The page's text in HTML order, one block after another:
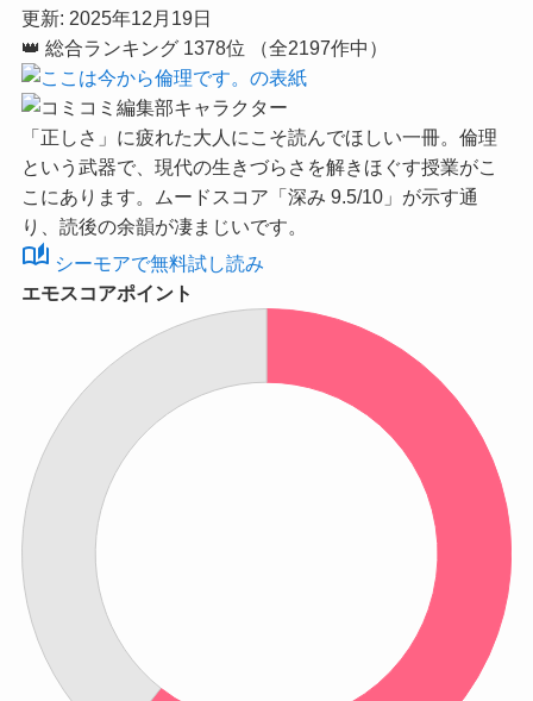
更新: 2025年12月19日
👑 総合ランキング 1378位 （全2197作中）
「正しさ」に疲れた大人にこそ読んでほしい一冊。倫理
という武器で、現代の生きづらさを解きほぐす授業がこ
こにあります。ムードスコア 「深み 9.5/10」 が示す通
り、読後の余韻が凄まじいです。
auto_stories シーモアで無料試し読み
エモスコアポイント